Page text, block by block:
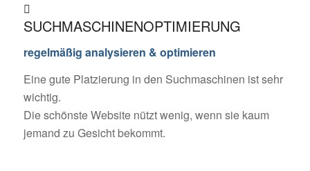
SUCHMASCHINENOPTIMIERUNG
regelmäßig analysieren & optimieren
Eine gute Platzierung in den Suchmaschinen ist sehr
wichtig.
Die schönste Website nützt wenig, wenn sie kaum
jemand zu Gesicht bekommt.